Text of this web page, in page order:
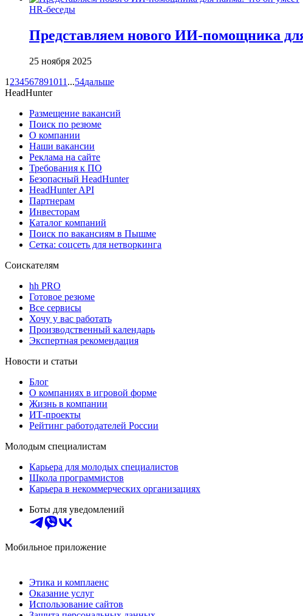
HR-беседы
Представляем нового ИИ-помощника
25 ноября 2025
1 234567891011 ...54дальше
HeadHunter
Размещение вакансий
Поиск по резюме
О компании
Наши вакансии
Реклама на сайте
Требования к ПО
Безопасный HeadHunter
HeadHunter API
Партнерам
Инвесторам
Каталог компаний
Поиск по вакансиям в Пышме
Сетка: соцсеть для нетворкинга
Соискателям
hh PRO
Готовое резюме
Все сервисы
Хочу у вас работать
Производственный календарь
Экспертная рекомендация
Новости и статьи
Блог
О компаниях в игровой форме
Жизнь в компании
ИТ-проекты
Рейтинг работодателей России
Молодым специалистам
Карьера для молодых специалистов
Школа программистов
Карьера в некоммерческих организациях
Боты для уведомлений
Мобильное приложение
Этика и комплаенс
Оказание услуг
Использование сайтов